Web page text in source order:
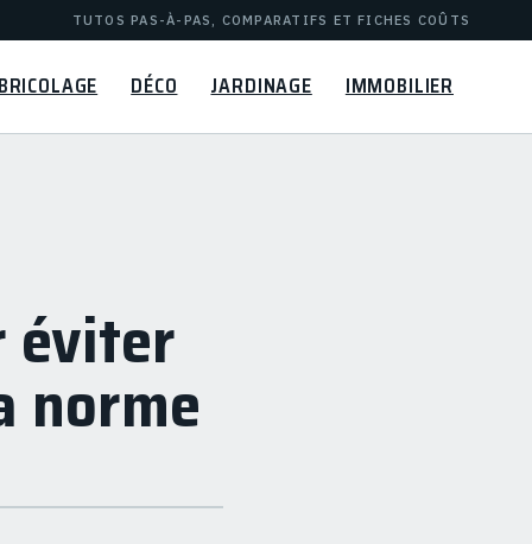
TUTOS PAS-À-PAS, COMPARATIFS ET FICHES COÛTS
BRICOLAGE DÉCO JARDINAGE IMMOBILIER
éviter
norme